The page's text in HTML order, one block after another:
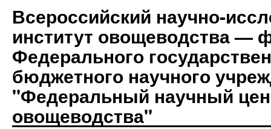
Всероссийский научно-
институт овощеводства —
Федерального
бюджетного научного
"Федеральный научный
овощеводства"